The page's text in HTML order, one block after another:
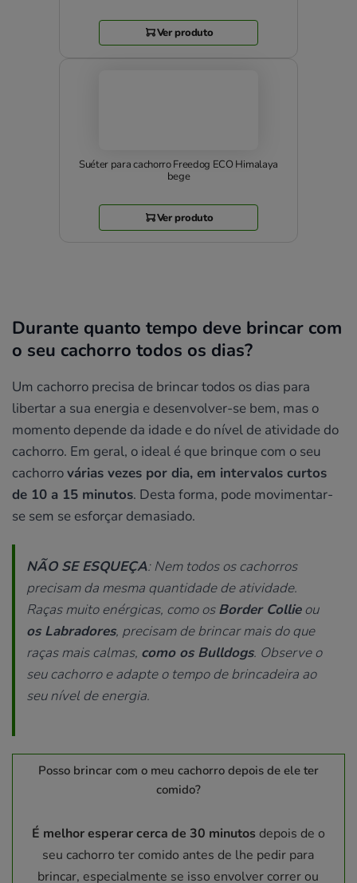
Ver produto
Suéter para cachorro Freedog ECO Himalaya
bege
Ver produto
Durante quanto tempo deve brincar com
o seu cachorro todos os dias?
Um cachorro precisa de brincar todos os dias para
libertar a sua energia e desenvolver-se bem, mas o
momento depende da idade e do nível de atividade do
cachorro. Em geral, o ideal é que brinque com o seu
cachorrovárias vezes por dia, em intervalos curtos
de 10 a 15 minutos. Desta forma, pode movimentar-
se sem se esforçar demasiado.
NÃO SE ESQUEÇA: Nem todos os cachorros
precisam da mesma quantidade de atividade.
Raças muito enérgicas, como osBorder Collieou
os Labradores, precisam de brincar mais do que
raças mais calmas, como os Bulldogs. Observe o
seu cachorro e adapte o tempo de brincadeira ao
seu nível de energia.
Posso brincar com o meu cachorro depois de ele ter
comido?
É melhor esperar cerca de 30 minutos depois de o
seu cachorro ter comido antes de lhe pedir para
brincar, especialmente se isso envolver correr ou